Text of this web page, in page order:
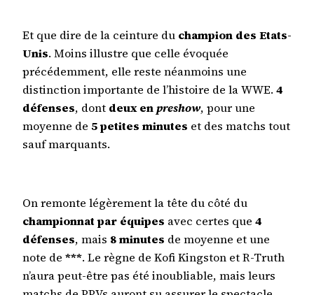
Et que dire de la ceinture du champion des Etats-
Unis. Moins illustre que celle évoquée
précédemment, elle reste néanmoins une
distinction importante de l’histoire de la WWE. 4
défenses, dont deux enpreshow, pour une
moyenne de 5 petites minutes et des matchs tout
sauf marquants.
On remonte légèrement la tête du côté du
championnat par équipes avec certes que 4
défenses, mais 8 minutes de moyenne et une
note de ***. Le règne de Kofi Kingston et R-Truth
n’aura peut-être pas été inoubliable, mais leurs